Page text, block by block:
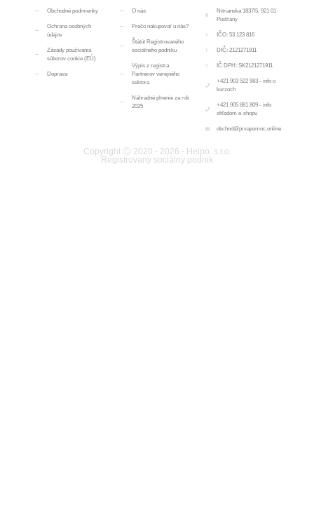
Obchodné podmienky
Ochrana osobných
údajov
Zásady používania
súborov cookie (EÚ)
Doprava
O nás
Prečo nakupovať u nás?
Štátút Registrovaného
sociálneho podniku
Výpis z registra
Partnerov verejného
sektora
Náhradné plnenie za rok
2025
Nitrianska 1837/5, 921 01
Piešťany
IČO: 53 123 816
DIČ: 2121271911
IČ DPH: SK2121271911
+421 903 522 983 - info o
kurzoch
+421 905 881 809 - info
ohľadom e-shopu
obchod@prvapomoc.online
Copyright Ⓒ 2020 - 2026 - Helpo. s.r.o.
Registrovaný sociálny podnik